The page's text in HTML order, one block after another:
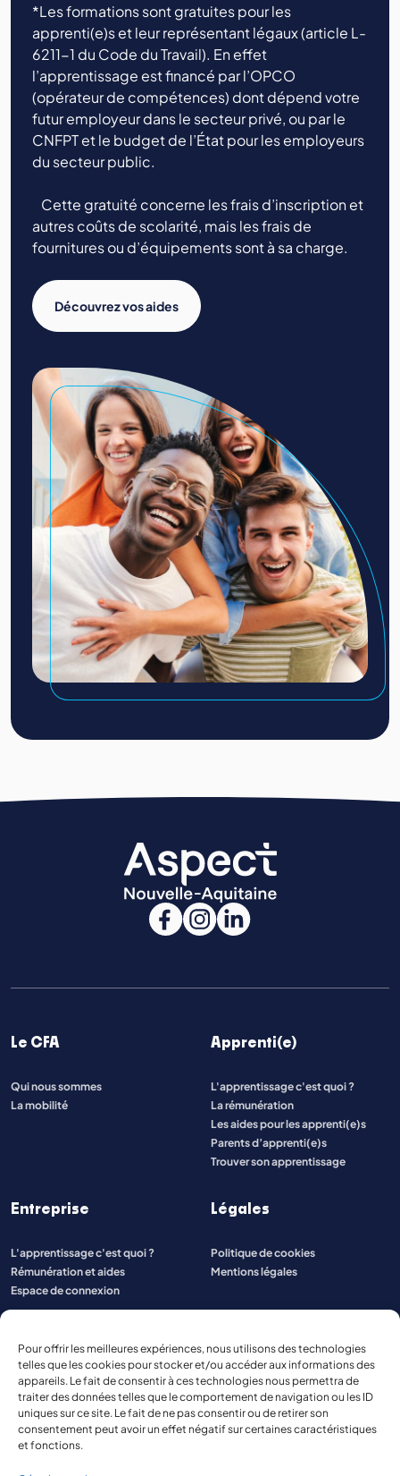
Pour offrir les meilleures expériences, nous utilisons des technologies
telles que les cookies pour stocker et/ou accéder aux informations des
appareils. Le fait de consentir à ces technologies nous permettra de
traiter des données telles que le comportement de navigation ou les ID
uniques sur ce site. Le fait de ne pas consentir ou de retirer son
consentement peut avoir un effet négatif sur certaines caractéristiques
et fonctions.
*Les formations sont gratuites pour les
apprenti(e)s et leur représentant légaux (article L-
6211-1 du Code du Travail). En effet
l’apprentissage est financé par l’OPCO
(opérateur de compétences) dont dépend votre
futur employeur dans le secteur privé, ou par le
CNFPT et le budget de l’État pour les employeurs
du secteur public.
Cette gratuité concerne les frais d’inscription et
autres coûts de scolarité, mais les frais de
fournitures ou d’équipements sont à sa charge.
Découvrez vos aides
Le CFA
Qui nous sommes
La mobilité
Apprenti(e)
L'apprentissage c'est quoi ?
La rémunération
Les aides pour les apprenti(e)s
Parents d’apprenti(e)s
Trouver son apprentissage
Entreprise
L'apprentissage c'est quoi ?
Rémunération et aides
Espace de connexion
Légales
Politique de cookies
Mentions légales